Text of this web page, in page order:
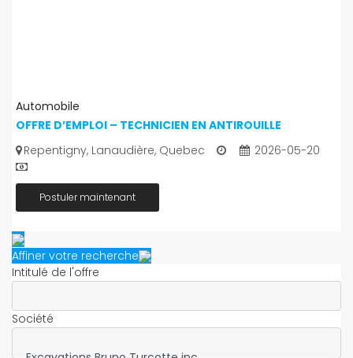
Automobile
OFFRE D’EMPLOI – TECHNICIEN EN ANTIROUILLE
Repentigny, Lanaudière, Quebec
2026-05-20
Postuler maintenant
Affiner votre recherche
Intitulé de l'offre
Société